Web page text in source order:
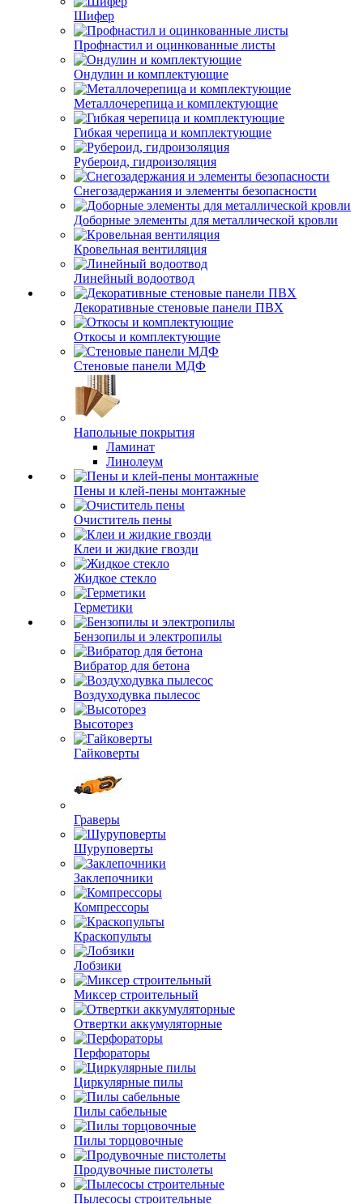
Шифер
Профнастил и оцинкованные листы
Ондулин и комплектующие
Металлочерепица и комплектующие
Гибкая черепица и комплектующие
Рубероид, гидроизоляция
Снегозадержания и элементы безопасности
Доборные элементы для металлической кровли
Кровельная вентиляция
Линейный водоотвод
Декоративные стеновые панели ПВХ
Откосы и комплектующие
Стеновые панели МДФ
Напольные покрытия
Ламинат
Линолеум
Пены и клей-пены монтажные
Очиститель пены
Клеи и жидкие гвозди
Жидкое стекло
Герметики
Бензопилы и электропилы
Вибратор для бетона
Воздуходувка пылесос
Высоторез
Гайковерты
Граверы
Шуруповерты
Заклепочники
Компрессоры
Краскопульты
Лобзики
Миксер строительный
Отвертки аккумуляторные
Перфораторы
Циркулярные пилы
Пилы сабельные
Пилы торцовочные
Продувочные пистолеты
Пылесосы строительные